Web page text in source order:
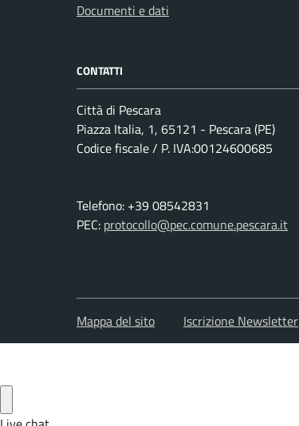
Documenti e dati
CONTATTI
Città di Pescara
Piazza Italia, 1, 65121 - Pescara (PE)
Codice fiscale / P. IVA:00124600685
Telefono: +39 08542831
PEC: protocollo@pec.comune.pescara.it
Mappa del sito Iscrizione Newsletter